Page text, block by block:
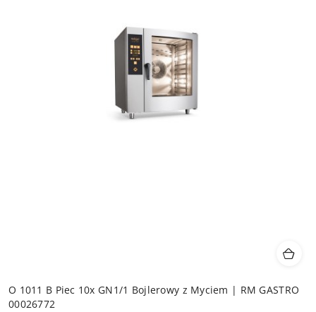
O 1011 B Piec 10x GN1/1 Bojlerowy z Myciem | RM GASTRO
00026772